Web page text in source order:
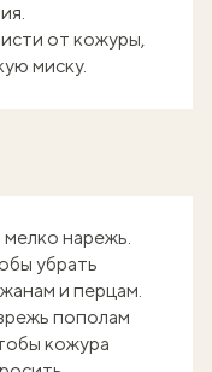
от кожуры,
миску.
нарежь.
убрать
и перцам.
пополам
кожура